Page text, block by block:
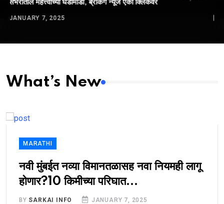
दिवसभरातील महत्त्वाच्या घडामोडी, ब्रेकिंग न्यूज एका क्लिकवर
JANUARY 7, 2025
What’s New
MARATHI
नवी मुंबईत नव्या विमानतळासह नवा नियमही लागू
होणार?10 किमीच्या परिघात...
BY SARKAI INFO JANUARY 7, 2025